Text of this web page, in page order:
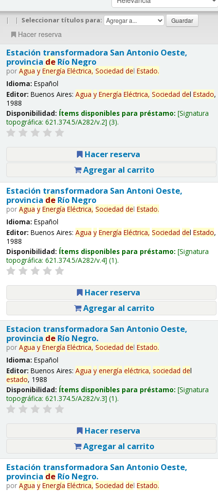
| | Seleccionar títulos para:
Hacer reserva
Estación transformadora San Antonio Oeste,
provincia deRío Negro
por Agua y Energía Eléctrica, Sociedad del Estado.
Idioma: Español
Editor: Buenos Aires: Agua y Energía Eléctrica, Sociedad del Estado,
1988
Disponibilidad: Ítems disponibles para préstamo: Signatura
topográfica: 621.374.5/A282/v.2 (3).
Hacer reserva
Agregar al carrito
Estación transformadora San Antoni Oeste,
provincia deRío Negro
por Agua y Energía Eléctrica, Sociedad del Estado.
Idioma: Español
Editor: Buenos Aires: Agua y Energía Eléctrica, Sociedad del Estado,
1988
Disponibilidad: Ítems disponibles para préstamo: Signatura
topográfica: 621.374.5/A282/v.4 (1).
Hacer reserva
Agregar al carrito
Estacion transformadora San Antonio Oeste,
provincia deRío Negro.
por Agua y Energía Eléctrica, Sociedad del Estado.
Idioma: Español
Editor: Buenos Aires: Agua y energía eléctrica, sociedad del
estado, 1988
Disponibilidad: Ítems disponibles para préstamo: Signatura
topográfica: 621.374.5/A282/v.3 (1).
Hacer reserva
Agregar al carrito
Estación transformadora San Antonio Oeste,
provincia deRío Negro.
por Agua y Energía Eléctrica, Sociedad del Estado.